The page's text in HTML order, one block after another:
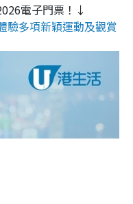
電子門票！↓
驗多項新穎運動及觀賞